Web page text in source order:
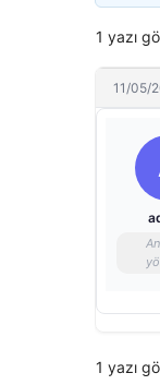
1 yazı
11/05/
1 yazı